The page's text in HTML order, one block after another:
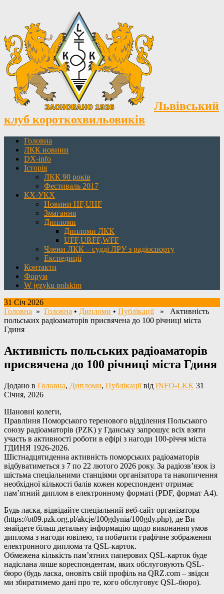
Львівський
клуб короткохвильовиків
Головна
ЛКК новини
DX-info
Історія
ЛКК 90 років
Фестиваль 2017
КХ-УКХ
Новини HF,UHF
Змагання
Дипломи
Дипломи ЛКК
UFF,URFF,WFF
Члени ЛКК – судді ЛРУ з радіоспорту
Експедиції
Контакти
Форум
W języku polskim
31 Січ 2026
Головна » Головна • Дипломи • Публікації» Активність
польських радіоаматорів присвячена до 100 річниці міста
Гдиня
Активність польських радіоаматорів
присвячена до 100 річниці міста Гдиня
Додано в Головна, Дипломи, Публікаціївід INFO-LKK 31
Січня, 2026
Шановні колеги,
Правління Поморського теренового відділення Польського
союзу радіоаматорів (PZK) у Гданську запрошує всіх взяти
участь в активності роботи в ефірі з нагоди 100-річчя міста
ГДИНЯ 1926-2026.
Шістнадцятиденна активність поморських радіоаматорів
відбуватиметься з 7 по 22 лютого 2026 року. За радіозв’язок із
шістьма спеціальними станціями організатора та накопичення
необхідної кількості балів кожен кореспондент отримає
пам’ятний диплом в електронному форматі (PDF, формат A4).
Будь ласка, відвідайте спеціальний веб-сайт організатора
(https://ot09.pzk.org.pl/akcje/100gdynia/100gdy.php), де Ви
знайдете більш детальну інформацію щодо виконання умов
диплома з нагоди ювілею, та побачити графічне зображення
електронного диплома та QSL-карток.
Обмежена кількість пам’ятних паперових QSL-карток буде
надіслана лише кореспондентам, яких обслуговують QSL-
бюро (будь ласка, оновіть свій профіль на QRZ.com – звідси
ми збиратимемо дані про те, кого обслуговує QSL-бюро).